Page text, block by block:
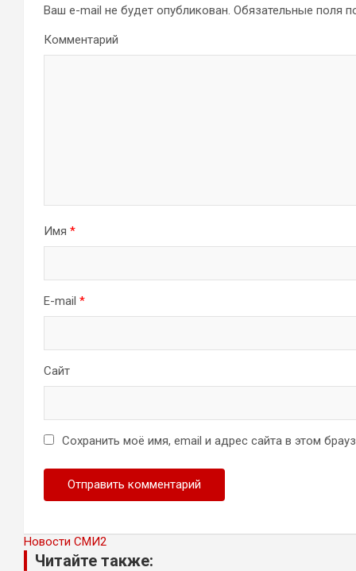
Ваш e-mail не будет опубликован. Обязательные поля
Комментарий
Имя *
E-mail *
Сайт
Сохранить моё имя, email и адрес сайта в этом
Новости СМИ2
Читайте также: